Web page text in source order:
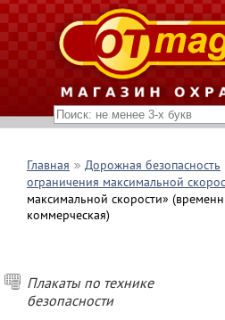
Главная Дорожная безопасность
ограничения максимальной
максимальной скорости»
коммерческая)
Плакаты по технике
безопасности